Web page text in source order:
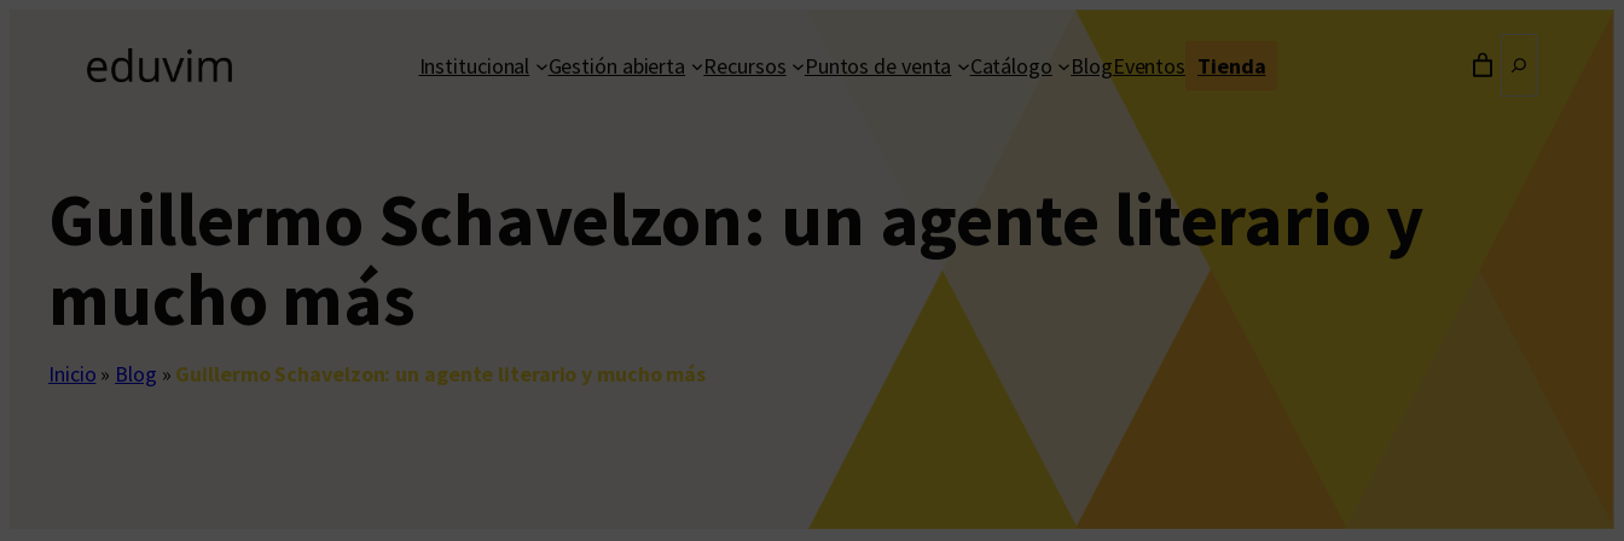
contenido
Institucional Gestión abierta Recursos Puntos de venta Catálogo BlogEventos Tienda
Guillermo Schavelzon: un agente literario y
mucho más
Inicio » Blog » Guillermo Schavelzon: un agente literario y mucho más